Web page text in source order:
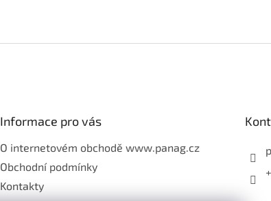
Informace pro vás
O internetovém obchodě www.panag.cz
Obchodní podmínky
Kontakty